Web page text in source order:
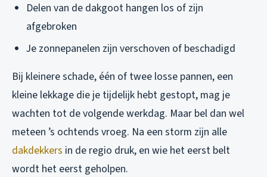
Delen van de dakgoot hangen los of zijn
afgebroken
Je zonnepanelen zijn verschoven of beschadigd
Bij kleinere schade, één of twee losse pannen, een
kleine lekkage die je tijdelijk hebt gestopt, mag je
wachten tot de volgende werkdag. Maar bel dan wel
meteen ’s ochtends vroeg. Na een storm zijn alle
dakdekkers in de regio druk, en wie het eerst belt
wordt het eerst geholpen.